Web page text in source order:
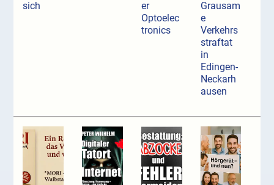
sich
er
Optoelec
tronics
Grausam
e
Verkehrs
straftat
in
Edingen-
Neckarh
ausen